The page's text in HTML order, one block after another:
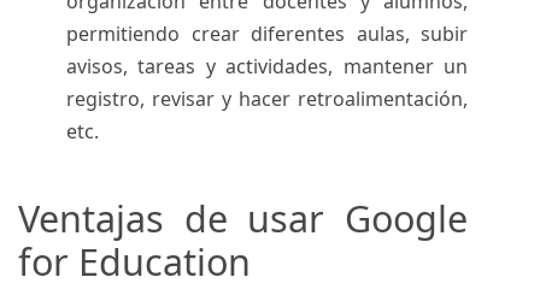
permitiendo crear diferentes aulas, subir
avisos, tareas y actividades, mantener un
registro, revisar y hacer retroalimentación,
etc.
Ventajas de usar Google
for Education